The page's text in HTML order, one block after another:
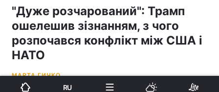
"Дуже розчарований": Трамп
ошелешив зізнанням, з чого
розпочався конфлікт між США і
НАТО
МАРТА ГИЧКО
RU